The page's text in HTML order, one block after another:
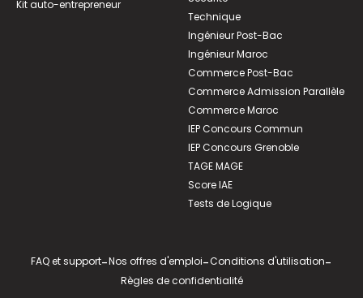
Kit auto-entrepreneur
Technique
Ingénieur Post-Bac
Ingénieur Maroc
Commerce Post-Bac
Commerce Admission Parallèle
Commerce Maroc
IEP Concours Commun
IEP Concours Grenoble
TAGE MAGE
Score IAE
Tests de Logique
FAQ et support-Nos offres d'emploi-Conditions d'utilisation-
Règles de confidentialité